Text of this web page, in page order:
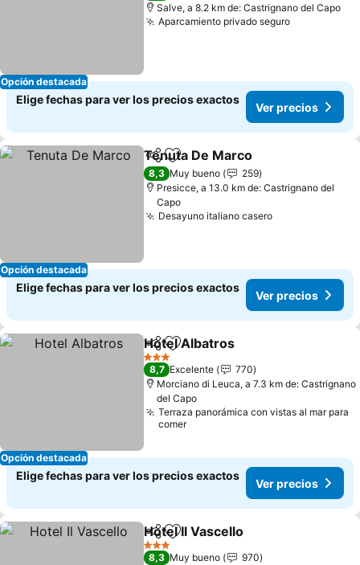
Opción destacada
Salve, a 8.2 km de: Castrignano del Capo
Aparcamiento privado seguroVer precios
Elige fechas para ver los precios exactos
Ver precios
Opción destacada
CompartirAgregar a favoritos
Tenuta De Marco
8,3 Muy bueno
259
Presicce, a 13.0 km de: Castrignano del
Capo
Desayuno italiano caseroVer precios
Elige fechas para ver los precios exactos
Ver precios
Opción destacada
CompartirAgregar a favoritos
Hotel Albatros
3 Estrellas
8,7 Excelente
770
Morciano di Leuca, a 7.3 km de: Castrignano
del Capo
Terraza panorámica con vistas al mar para
comer
Elige fechas para ver los precios exactos
Ver precios
CompartirAgregar a favoritos
Hotel Il Vascello
3 Estrellas
8,3 Muy bueno
970